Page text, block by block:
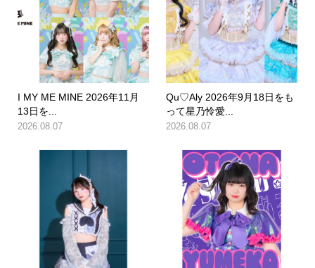
I MY ME MINE 2026年11月
13日を...
2026.08.07
Qu♡Aly 2026年9月18日をも
って星乃怜愛...
2026.08.07